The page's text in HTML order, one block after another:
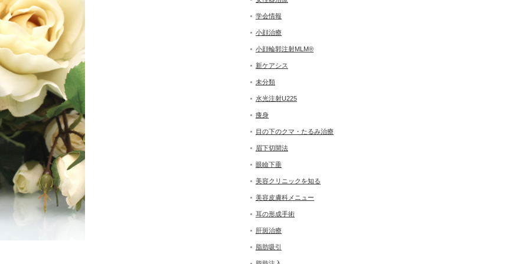
学会情報
小顔治療
小顔輪郭注射MLM®
新ケアシス
未分類
水光注射U225
痩身
目の下のクマ・たるみ治療
眉下切開法
眼瞼下垂
美容クリニックを知る
美容皮膚科メニュー
耳の形成手術
肝斑治療
脂肪吸引